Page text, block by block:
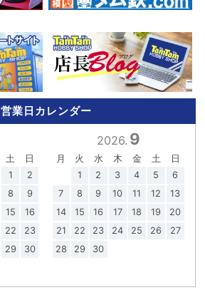
営業日カレンダー
土
日
1
2
8
9
15
16
22
23
29
30
2026. 9
月 火 水 木 金 土
日
1
2 3 4 5
6
7
8 9 10 11 12
13
14
15 16 17 18 19
20
21
22 23 24 25 26
27
28
29 30